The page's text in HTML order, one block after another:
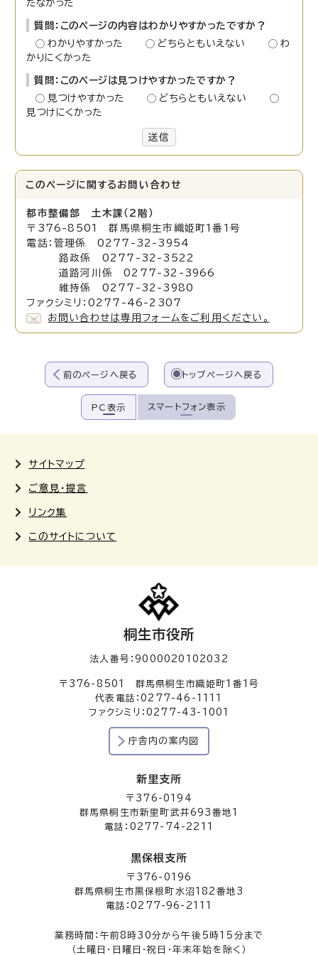
たなかった
質問：このページの内容はわかりやすかったですか？
わかりやすかった
どちらともいえない
わ
かりにくかった
質問：このページは見つけやすかったですか？
見つけやすかった
どちらともいえない
見つけにくかった
送信
このページに関する お問い合わせ
都市整備部 土木課（2階）
〒376-8501 群馬県桐生市織姫町1番1号
電話：管理係 0277-32-3954
路政係 0277-32-3522
道路河川係 0277-32-3966
維持係 0277-32-3980
ファクシミリ：0277-46-2307
お問い合わせは専用フォームをご利用ください。
前のページへ戻る トップページへ戻る
PC表示 スマートフォン表示
サイトマップ
ご意見・提言
リンク集
このサイトについて
桐生市役所
法人番号：9000020102032
〒376-8501 群馬県桐生市織姫町1番1号
代表電話：0277-46-1111
ファクシミリ：0277-43-1001
庁舎内の案内図
新里支所
〒376-0194
群馬県桐生市新里町武井693番地1
電話：0277-74-2211
黒保根支所
〒376-0196
群馬県桐生市黒保根町水沼182番地3
電話：0277-96-2111
業務時間：午前8時30分から午後5時15分まで
（土曜日・日曜日・祝日・年末年始を除く）